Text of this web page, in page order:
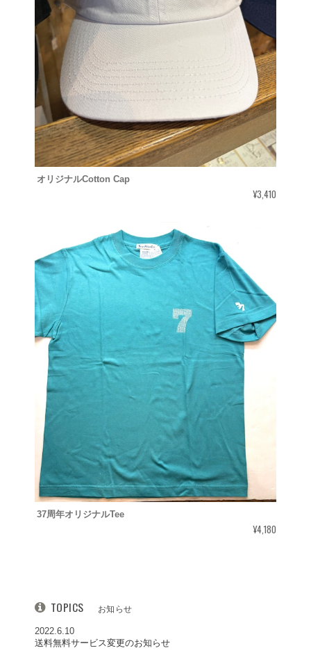
オリジナルCotton Cap
¥3,410
37周年オリジナルTee
¥4,180
TOPICS お知らせ
2022.6.10
送料無料サービス変更のお知らせ